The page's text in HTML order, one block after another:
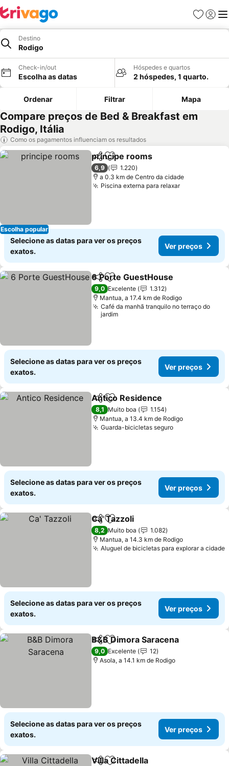
Favoritos
Iniciar
Destino
Rodigo
Check-in/out
Escolha as datas
Hóspedes e quartos
2 hóspedes, 1 quarto.
Ordenar Filtrar Mapa
Compare preços de Bed & Breakfast em
Rodigo, Itália
Como os pagamentos influenciam os resultados
Escolha popular
PartilharAdicionar aos favoritos
principe rooms
6,9
1.220
a 0.3 km de Centro da cidade
Piscina externa para relaxar
Selecione as datas para ver os preços
exatos.
Ver preços
PartilharAdicionar aos favoritos
6 Porte GuestHouse
9,0 Excelente
1.312
Mantua, a 17.4 km de Rodigo
Café da manhã tranquilo no terraço do
jardim
Selecione as datas para ver os preços
exatos.
Ver preços
PartilharAdicionar aos favoritos
Antico Residence
8,1 Muito boa
1.154
Mantua, a 13.4 km de Rodigo
Guarda-bicicletas seguro
Selecione as datas para ver os preços
exatos.
Ver preços
PartilharAdicionar aos favoritos
Ca' Tazzoli
8,2 Muito boa
1.082
Mantua, a 14.3 km de Rodigo
Aluguel de bicicletas para explorar a cidade
Selecione as datas para ver os preços
exatos.
Ver preços
PartilharAdicionar aos favoritos
B&B Dimora Saracena
9,0 Excelente
12
Asola, a 14.1 km de Rodigo
Selecione as datas para ver os preços
exatos.
Ver preços
Villa Cittadella